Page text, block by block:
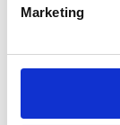
Marketing